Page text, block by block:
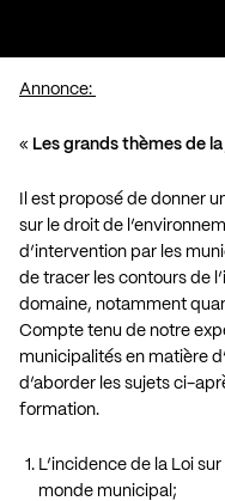
Annonce:
« Les grands thèmes de
Il est proposé de donner
sur le droit de
d’intervention par les
de tracer les contours de
domaine, notamment
Compte tenu de notre
municipalités en matière
d’aborder les sujets ci-
formation.
L’incidence de la Loi
monde municipal;